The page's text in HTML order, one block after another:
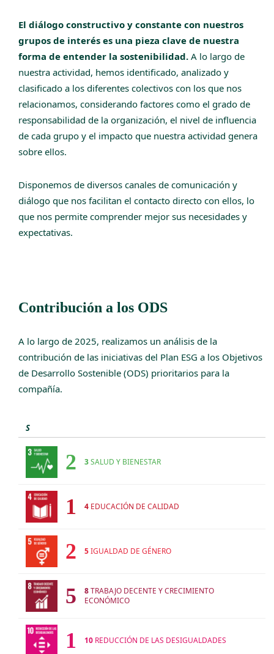
El diálogo constructivo y constante con nuestros
grupos de interés es una pieza clave de nuestra
forma de entender la sostenibilidad. A lo largo de
nuestra actividad, hemos identificado, analizado y
clasificado a los diferentes colectivos con los que nos
relacionamos, considerando factores como el grado de
responsabilidad de la organización, el nivel de influencia
de cada grupo y el impacto que nuestra actividad genera
sobre ellos.
Disponemos de diversos canales de comunicación y
diálogo que nos facilitan el contacto directo con ellos, lo
que nos permite comprender mejor sus necesidades y
expectativas.
Contribución a los ODS
A lo largo de 2025, realizamos un análisis de la
contribución de las iniciativas del Plan ESG a los Objetivos
de Desarrollo Sostenible (ODS) prioritarios para la
compañía.
S
2 3SALUD Y BIENESTAR
1 4 EDUCACIÓN DE CALIDAD
2 5IGUALDAD DE GÉNERO
5 8TRABAJO DECENTE Y CRECIMIENTO
ECONÓMICO
1 10 REDUCCIÓN DE LAS DESIGUALDADES